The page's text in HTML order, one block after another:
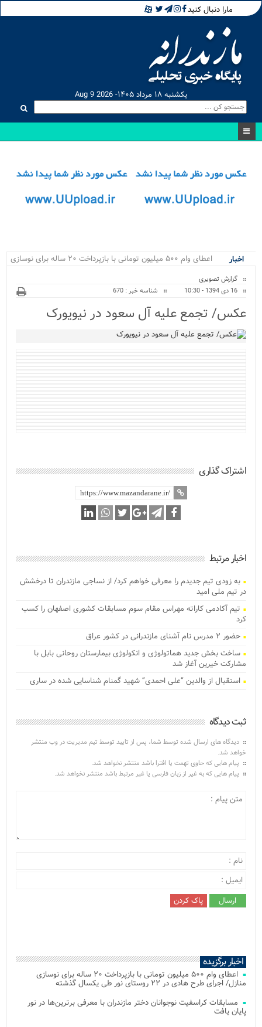
مارا دنبال کنید
یکشنبه ۱۸ مرداد ۱۴۰۵- Aug 9 2026
اخبار
مسا_
گزارش تصویری
16 دی 1394 - 10:30
شناسه خبر : 670
عکس/ تجمع علیه آل سعود در نیویورک
اشتراک گذاری
اخبار مرتبط
به زودی تیم جدیدم را معرفی خواهم کرد/ از نساجی مازندران تا درخشش
در تیم ملی امید
تیم آکادمی کاراته مهراس مقام سوم مسابقات کشوری اصفهان را کسب
کرد
حضور ۲ مدرس نام آشنای مازندرانی در کشور عراق
ساخت بخش جدید هماتولوژی و انکولوژی بیمارستان روحانی بابل با
مشارکت خیرین آغاز شد
استقبال از والدین “علی احمدی” شهید گمنام شناسایی شده در ساری
ثبت دیدگاه
دیدگاه های ارسال شده توسط شما، پس از تایید توسط تیم مدیریت در وب منتشر
خواهد شد.
پیام هایی که حاوی تهمت یا افترا باشد منتشر نخواهد شد.
پیام هایی که به غیر از زبان فارسی یا غیر مرتبط باشد منتشر نخواهد شد.
اخبار برگزیده
اعطای وام ۵۰۰ میلیون تومانی با بازپرداخت ۲۰ ساله برای نوسازی
منازل/ اجرای طرح هادی در ۲۲ روستای نور طی یکسال گذشته
مسابقات کراسفیت نوجوانان دختر مازندران با معرفی برترین‌ها در نور
پایان یافت